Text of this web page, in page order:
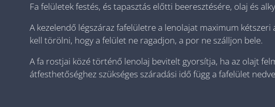
Fa felületek festés, és tapasztás előtti beeresztésére, olaj és
A kezelendő légszáraz fafelületre a lenolajat maximum
kell törölni, hogy a felület ne ragadjon, a por ne szálljon bele.
A fa rostjai közé történő lenolaj bevitelt gyorsítja, ha az olajt
átfesthetőséghez szükséges száradási idő függ a fafelület